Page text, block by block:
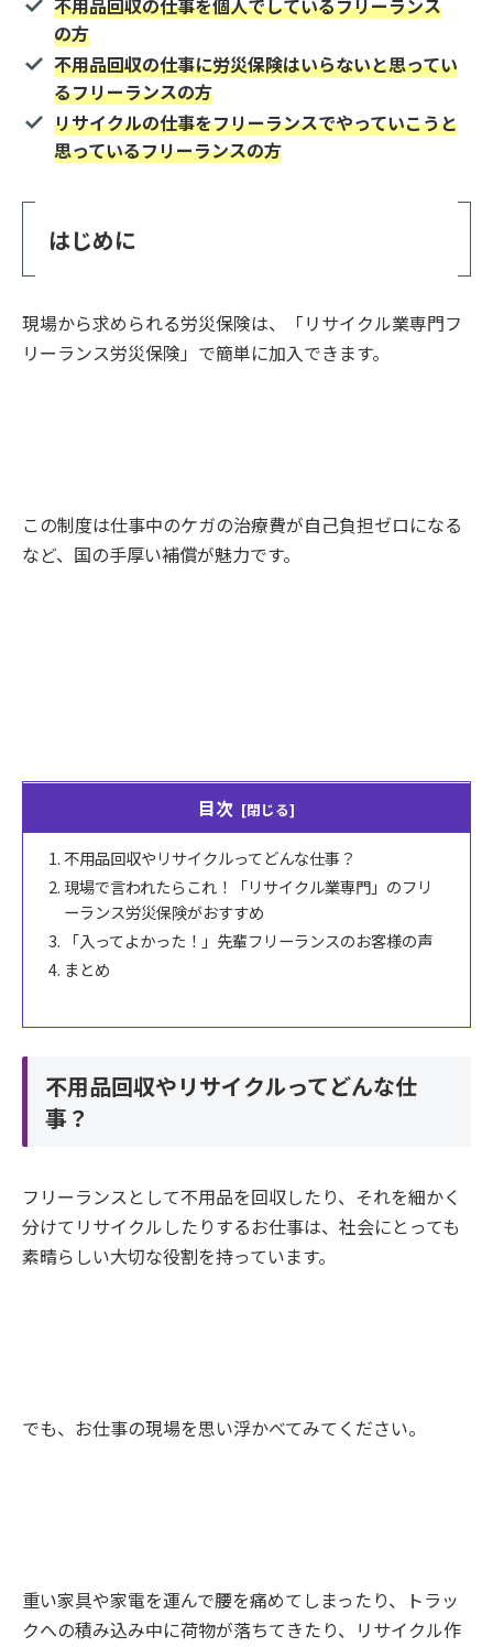
の方
不用品回収の仕事に労災保険はいらないと思ってい
るフリーランスの方
リサイクルの仕事をフリーランスでやっていこうと
思っているフリーランスの方
はじめに
現場から求められる労災保険は、「リサイクル業専門フ
リーランス労災保険」で簡単に加入できます。
この制度は仕事中のケガの治療費が自己負担ゼロになる
など、国の手厚い補償が魅力です。
目次
不用品回収やリサイクルってどんな仕事？
現場で言われたらこれ！「リサイクル業専門」のフリ
ーランス労災保険がおすすめ
「入ってよかった！」先輩フリーランスのお客様の声
まとめ
不用品回収やリサイクルってどんな仕
事？
フリーランスとして不用品を回収したり、それを細かく
分けてリサイクルしたりするお仕事は、社会にとっても
素晴らしい大切な役割を持っています。
でも、お仕事の現場を思い浮かべてみてください。
重い家具や家電を運んで腰を痛めてしまったり、トラッ
クへの積み込み中に荷物が落ちてきたり、リサイクル作